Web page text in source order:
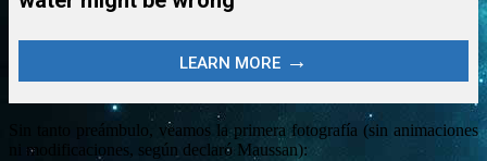
Sin tanto preámbulo, veamos la primera fotografía (sin animaciones
ni modificaciones, según declaró Maussan):